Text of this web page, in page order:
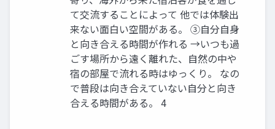
て交流することによって 他では体験出
来ない面白い空間がある。 ③自分自身
と向き合える時間が作れる →いつも過
ごす場所から遠く離れた、自然の中や
宿の部屋で流れる時はゆっくり。 なの
で普段は向き合えていない自分と向き
合える時間がある。 4